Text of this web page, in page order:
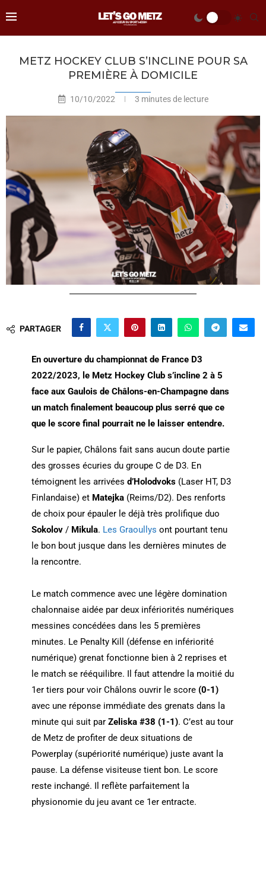
METZ HOCKEY CLUB S’INCLINE POUR SA
PREMIÈRE À DOMICILE
10/10/2022 3 minutes de lecture
PARTAGER
En ouverture du championnat de France D3
2022/2023, le Metz Hockey Club s’incline 2 à 5
face aux Gaulois de Châlons-en-Champagne dans
un match finalement beaucoup plus serré que ce
que le score final pourrait ne le laisser entendre.
Sur le papier, Châlons fait sans aucun doute partie
des grosses écuries du groupe C de D3. En
témoignent les arrivées d’Holodvoks(Laser HT, D3
Finlandaise) et Matejka(Reims/D2). Des renforts
de choix pour épauler le déjà très prolifique duo
Sokolov / Mikula. Les Graoullys ont pourtant tenu
le bon bout jusque dans les dernières minutes de
la rencontre.
Le match commence avec une légère domination
chalonnaise aidée par deux infériorités numériques
messines concédées dans les 5 premières
minutes. Le Penalty Kill (défense en infériorité
numérique) grenat fonctionne bien à 2 reprises et
le match se rééquilibre. Il faut attendre la moitié du
1er tiers pour voir Châlons ouvrir le score (0-1)
avec une réponse immédiate des grenats dans la
minute qui suit par Zeliska #38 (1-1). C’est au tour
de Metz de profiter de deux situations de
Powerplay (supériorité numérique) juste avant la
pause. La défense visiteuse tient bon. Le score
reste inchangé. Il reflète parfaitement la
physionomie du jeu avant ce 1er entracte.